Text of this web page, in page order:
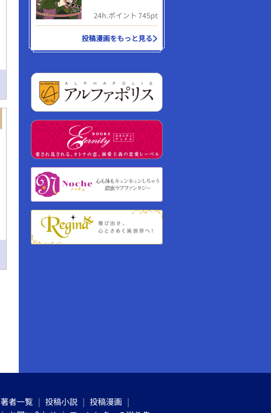
24h.ポイント 745pt
投稿漫画をもっと見る
著者一覧 投稿小説
投稿漫画